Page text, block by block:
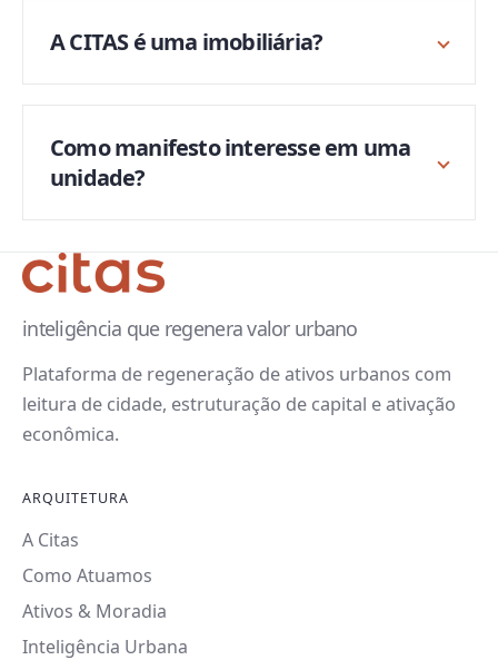
A CITAS é uma imobiliária?
Como manifesto interesse em uma
unidade?
inteligência que regenera valor urbano
Plataforma de regeneração de ativos urbanos com
leitura de cidade, estruturação de capital e ativação
econômica.
ARQUITETURA
A Citas
Como Atuamos
Ativos & Moradia
Inteligência Urbana